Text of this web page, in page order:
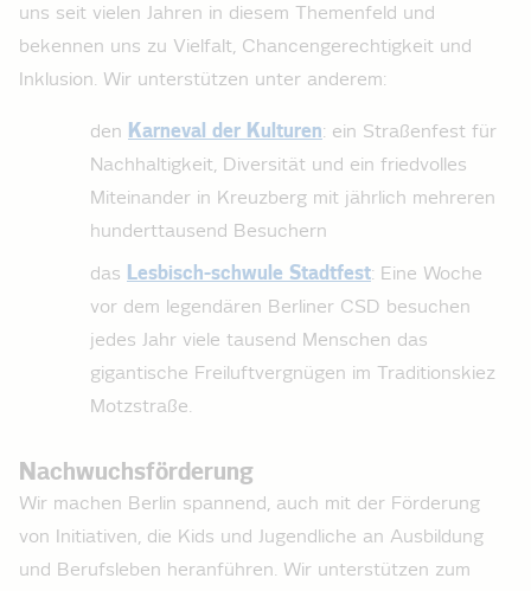
uns seit vielen Jahren in diesem Themenfeld und
bekennen uns zu Vielfalt, Chancengerechtigkeit und
Inklusion. Wir unterstützen unter anderem:
den Karneval der Kulturen: ein Straßenfest für
Nachhaltigkeit, Diversität und ein friedvolles
Miteinander in Kreuzberg mit jährlich mehreren
hunderttausend Besuchern
das Lesbisch-schwule Stadtfest: Eine Woche
vor dem legendären Berliner CSD besuchen
jedes Jahr viele tausend Menschen das
gigantische Freiluftvergnügen im Traditionskiez
Motzstraße.
Nachwuchsförderung
Wir machen Berlin spannend, auch mit der Förderung
von Initiativen, die Kids und Jugendliche an Ausbildung
und Berufsleben heranführen. Wir unterstützen zum